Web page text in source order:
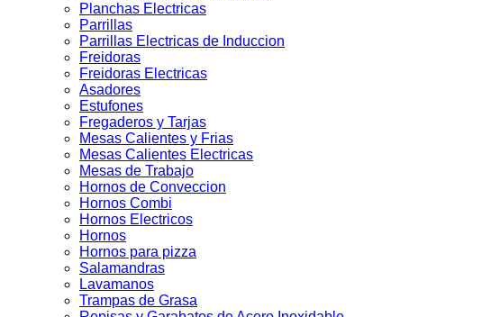
Planchas Electricas
Parrillas
Parrillas Electricas de Induccion
Freidoras
Freidoras Electricas
Asadores
Estufones
Fregaderos y Tarjas
Mesas Calientes y Frias
Mesas Calientes Electricas
Mesas de Trabajo
Hornos de Conveccion
Hornos Combi
Hornos Electricos
Hornos
Hornos para pizza
Salamandras
Lavamanos
Trampas de Grasa